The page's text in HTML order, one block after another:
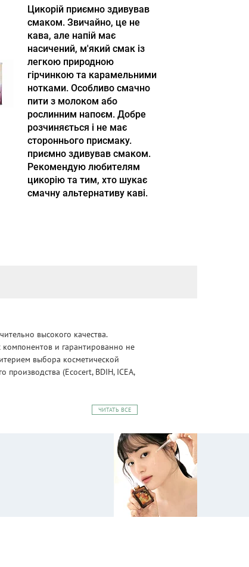
Цикорій приємно здивував
смаком. Звичайно, це не
кава, але напій має
насичений, м'який смак із
легкою природною
гірчинкою та карамельними
нотками. Особливо смачно
пити з молоком або
рослинним напоєм. Добре
розчиняється і не має
стороннього присмаку.
приємно здивував смаком.
Рекомендую любителям
цикорію та тим, хто шукає
смачну альтернативу каві.
высокого качества.
компонентов и гарантированно не
выбора косметической
(Ecocert, BDIH, ICEA,
ЧИТАТЬ ВСЕ